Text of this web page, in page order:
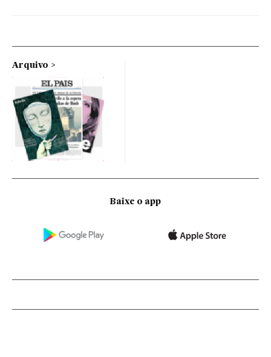
Arquivo
Baixe o app